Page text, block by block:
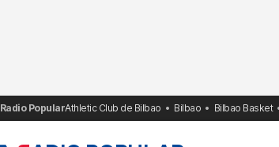
PopularAthletic Club de Bilbao Bilbao Bilbao Basket